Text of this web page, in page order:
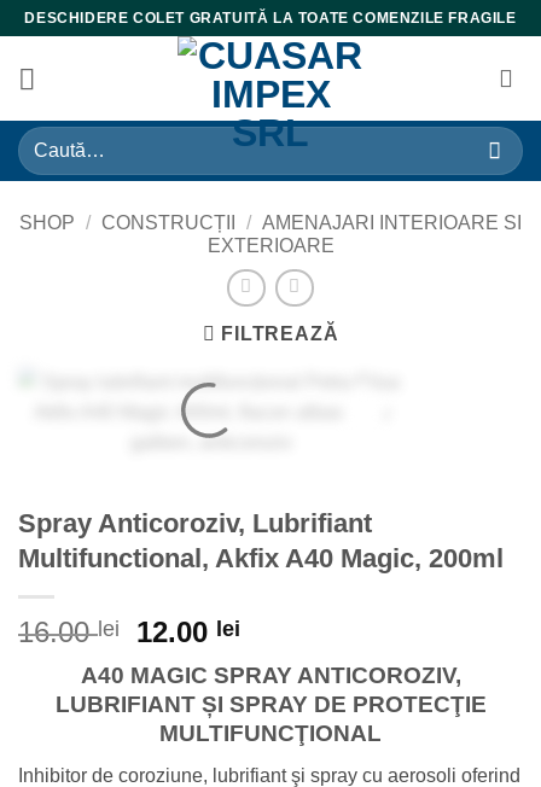
Skip
content
DESCHIDERE COLET GRATUITĂ LA TOATE COMENZILE FRAGILE
Caută
după:
SHOP / CONSTRUCȚII / AMENAJARI INTERIOARE SI
EXTERIOARE
FILTREAZĂ
Spray Anticoroziv, Lubrifiant
Multifunctional, Akfix A40 Magic, 200ml
16.00 lei
Prețul
inițial
a
fost:
16.00 lei.
12.00 lei
curent
este:
12.00 lei.
A40 MAGIC SPRAY ANTICOROZIV,
LUBRIFIANT ȘI SPRAY DE PROTECŢIE
MULTIFUNCŢIONAL
Inhibitor de coroziune, lubrifiant şi spray cu aerosoli oferind